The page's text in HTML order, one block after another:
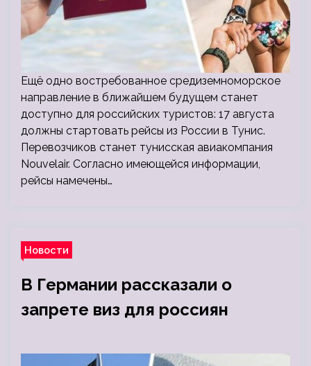
Ещё одно востребованное средиземноморское
направление в ближайшем будущем станет
доступно для российских туристов: 17 августа
должны стартовать рейсы из России в Тунис.
Перевозчиков станет тунисская авиакомпания
Nouvelair. Согласно имеющейся информации,
рейсы намечены…
Новости
В Германии рассказали о
запрете виз для россиян